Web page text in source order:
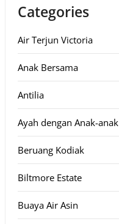
Categories
Air Terjun Victoria
Anak Bersama
Antilia
Ayah dengan Anak-anak
Beruang Kodiak
Biltmore Estate
Buaya Air Asin